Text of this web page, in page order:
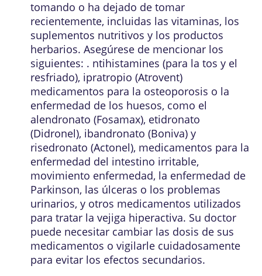
tomando o ha dejado de tomar
recientemente, incluidas las vitaminas, los
suplementos nutritivos y los productos
herbarios. Asegúrese de mencionar los
siguientes: . ntihistamines (para la tos y el
resfriado), ipratropio (Atrovent)
medicamentos para la osteoporosis o la
enfermedad de los huesos, como el
alendronato (Fosamax), etidronato
(Didronel), ibandronato (Boniva) y
risedronato (Actonel), medicamentos para la
enfermedad del intestino irritable,
movimiento enfermedad, la enfermedad de
Parkinson, las úlceras o los problemas
urinarios, y otros medicamentos utilizados
para tratar la vejiga hiperactiva. Su doctor
puede necesitar cambiar las dosis de sus
medicamentos o vigilarle cuidadosamente
para evitar los efectos secundarios.